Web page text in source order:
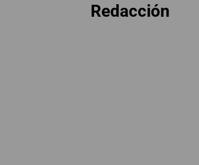
Redacción